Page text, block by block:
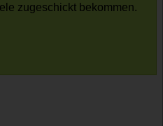
zugeschickt bekommen.